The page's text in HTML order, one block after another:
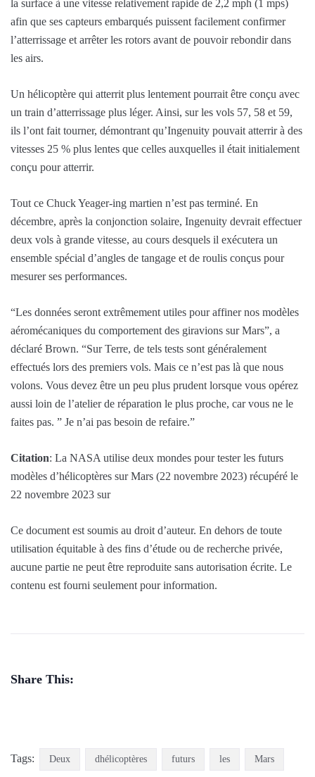
la surface à une vitesse relativement rapide de 2,2 mph (1 mps)
afin que ses capteurs embarqués puissent facilement confirmer
l’atterrissage et arrêter les rotors avant de pouvoir rebondir dans
les airs.
Un hélicoptère qui atterrit plus lentement pourrait être conçu avec
un train d’atterrissage plus léger. Ainsi, sur les vols 57, 58 et 59,
ils l’ont fait tourner, démontrant qu’Ingenuity pouvait atterrir à des
vitesses 25 % plus lentes que celles auxquelles il était initialement
conçu pour atterrir.
Tout ce Chuck Yeager-ing martien n’est pas terminé. En
décembre, après la conjonction solaire, Ingenuity devrait effectuer
deux vols à grande vitesse, au cours desquels il exécutera un
ensemble spécial d’angles de tangage et de roulis conçus pour
mesurer ses performances.
“Les données seront extrêmement utiles pour affiner nos modèles
aéromécaniques du comportement des giravions sur Mars”, a
déclaré Brown. “Sur Terre, de tels tests sont généralement
effectués lors des premiers vols. Mais ce n’est pas là que nous
volons. Vous devez être un peu plus prudent lorsque vous opérez
aussi loin de l’atelier de réparation le plus proche, car vous ne le
faites pas. ” Je n’ai pas besoin de refaire.”
Citation: La NASA utilise deux mondes pour tester les futurs
modèles d’hélicoptères sur Mars (22 novembre 2023) récupéré le
22 novembre 2023 sur
Ce document est soumis au droit d’auteur. En dehors de toute
utilisation équitable à des fins d’étude ou de recherche privée,
aucune partie ne peut être reproduite sans autorisation écrite. Le
contenu est fourni seulement pour information.
Share This:
Tags: Deux dhélicoptères futurs les Mars